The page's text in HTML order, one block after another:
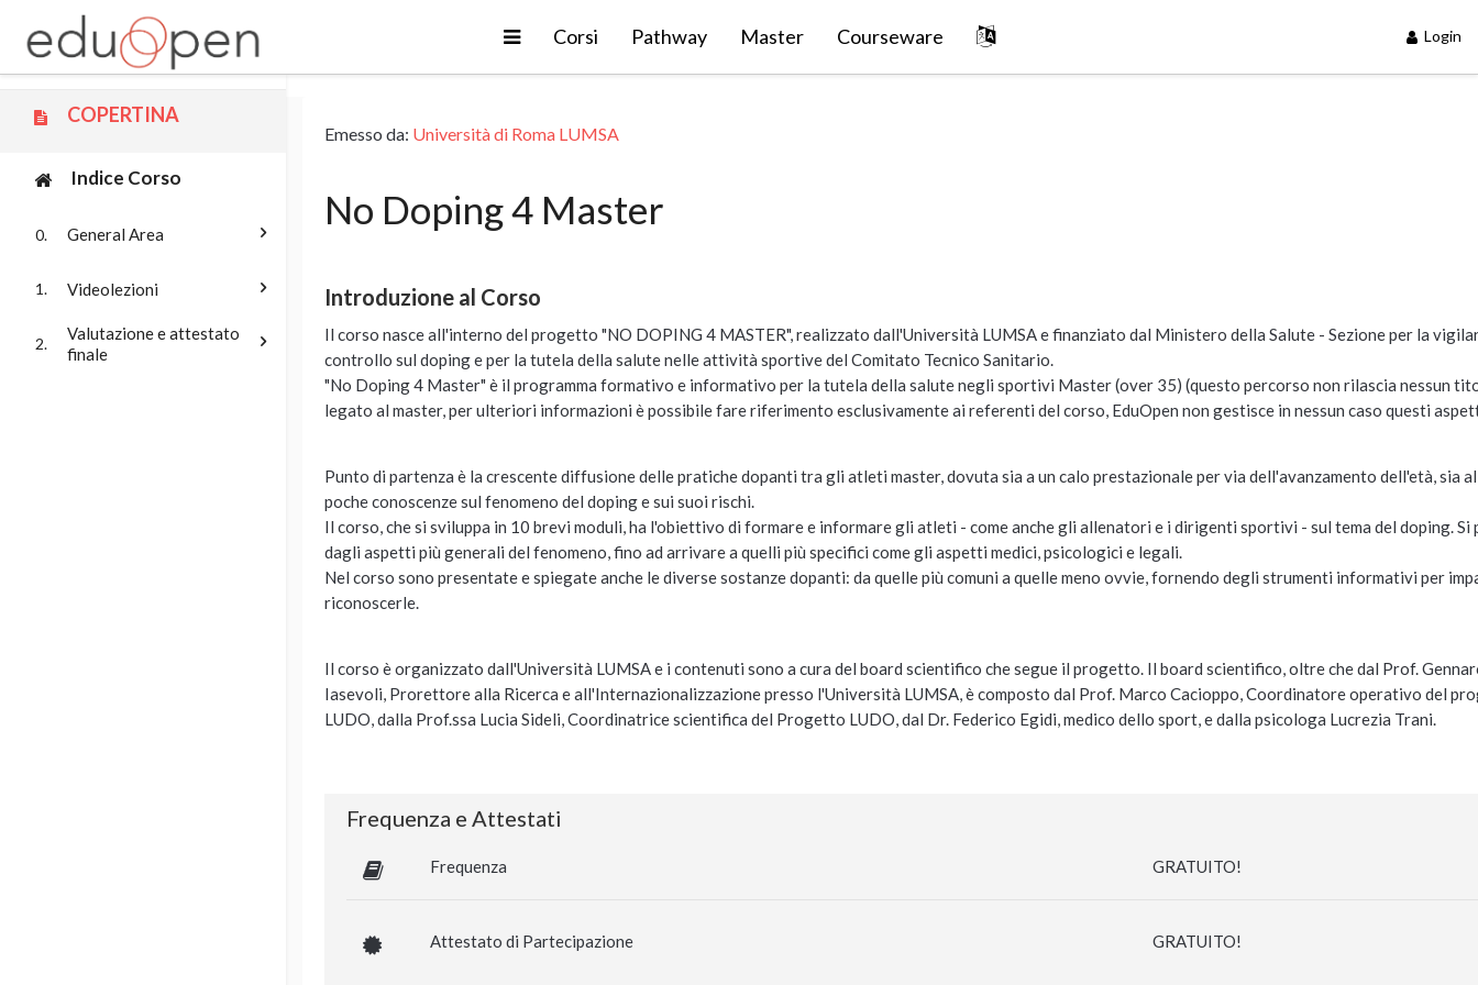
Vai al contenuto principale
Espandi
Corsi Pathway Master Courseware Login
COPERTINA
Indice Corso
0. General Area
1. Videolezioni
2.
Valutazione e attestato
finale
Emesso da: Università di Roma LUMSA
No Doping 4 Master
Introduzione al Corso
Il corso nasce all'interno del progetto "NO DOPING 4 MASTER", realizzato dall'Università LUMSA e finanziato dal Ministero della Salute - Sezione per la
controllo sul doping e per la tutela della salute nelle attività sportive del Comitato Tecnico Sanitario.
"No Doping 4 Master" è il programma formativo e informativo per la tutela della salute negli sportivi Master (over 35) (questo percorso non rilascia nessun
legato al master, per ulteriori informazioni è possibile fare riferimento esclusivamente ai referenti del corso, EduOpen non gestisce in nessun caso questi
Punto di partenza è la crescente diffusione delle pratiche dopanti tra gli atleti master, dovuta sia a un calo prestazionale per via dell'avanzamento dell'età, sia
poche conoscenze sul fenomeno del doping e sui suoi rischi.
Il corso, che si sviluppa in 10 brevi moduli, ha l'obiettivo di formare e informare gli atleti - come anche gli allenatori e i dirigenti sportivi - sul tema del doping. Si
dagli aspetti più generali del fenomeno, fino ad arrivare a quelli più specifici come gli aspetti medici, psicologici e legali.
Nel corso sono presentate e spiegate anche le diverse sostanze dopanti: da quelle più comuni a quelle meno ovvie, fornendo degli strumenti informativi per
riconoscerle.
Il corso è organizzato dall'Università LUMSA e i contenuti sono a cura del board scientifico che segue il progetto. Il board scientifico, oltre che dal Prof.
Iasevoli, Prorettore alla Ricerca e all'Internazionalizzazione presso l'Università LUMSA, è composto dal Prof. Marco Cacioppo, Coordinatore operativo del
LUDO, dalla Prof.ssa Lucia Sideli, Coordinatrice scientifica del Progetto LUDO, dal Dr. Federico Egidi, medico dello sport, e dalla psicologa Lucrezia Trani.
Frequenza e Attestati
Frequenza GRATUITO!
Attestato di Partecipazione GRATUITO!